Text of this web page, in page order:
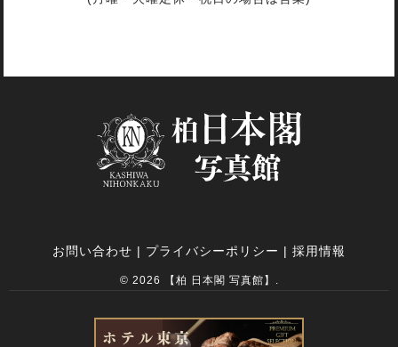
お問い合わせ | プライバシーポリシー | 採用情報
© 2026 【柏 日本閣 写真館】.